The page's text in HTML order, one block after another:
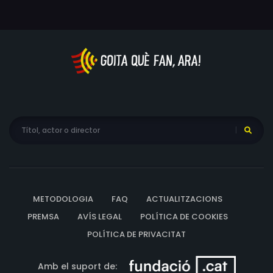
METODOLOGIA FAQ
ACTUALITZACIONS
PREMSA
AVÍS LEGAL
POLÍTICA DE COOKIES
POLÍTICA DE PRIVACITAT
Amb el suport de: